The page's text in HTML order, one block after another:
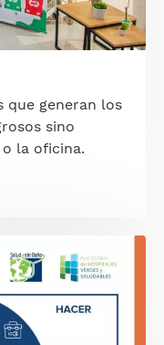
que generan los
sino
la oficina.